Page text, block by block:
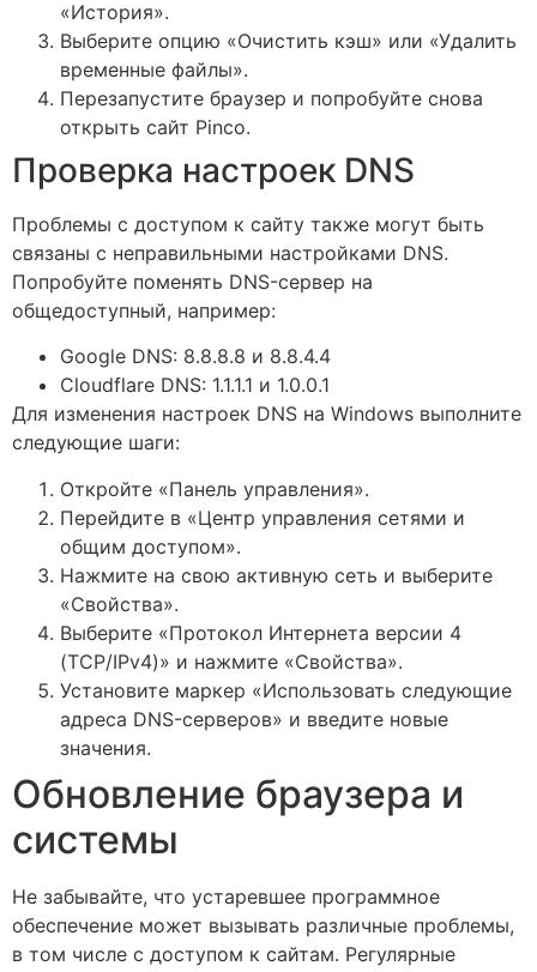
«История».
Выберите опцию «Очистить кэш» или «Удалить
временные файлы».
Перезапустите браузер и попробуйте снова
открыть сайт Pinco.
Проверка настроек DNS
Проблемы с доступом к сайту также могут быть
связаны с неправильными настройками DNS.
Попробуйте поменять DNS-сервер на
общедоступный, например:
Google DNS: 8.8.8.8 и 8.8.4.4
Cloudflare DNS: 1.1.1.1 и 1.0.0.1
Для изменения настроек DNS на Windows выполните
следующие шаги:
Откройте «Панель управления».
Перейдите в «Центр управления сетями и
общим доступом».
Нажмите на свою активную сеть и выберите
«Свойства».
Выберите «Протокол Интернета версии 4
(TCP/IPv4)» и нажмите «Свойства».
Установите маркер «Использовать следующие
адреса DNS-серверов» и введите новые
значения.
Обновление браузера и
системы
Не забывайте, что устаревшее программное
обеспечение может вызывать различные проблемы,
в том числе с доступом к сайтам. Регулярные